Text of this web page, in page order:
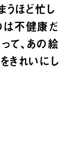
うほど忙し
は不健康だ
て、あの絵
きれいにし